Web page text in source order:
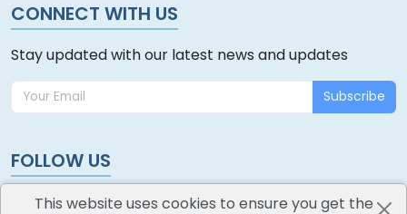
CONNECT WITH US
Stay updated with our latest news and updates
Subscribe
FOLLOW US
This website uses cookies to ensure you get the